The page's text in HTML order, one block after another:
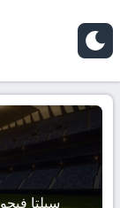
سيلتا فيجو